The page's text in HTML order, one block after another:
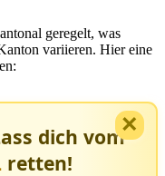
geregelt, was
variieren. Hier eine
dich vom
retten!
×